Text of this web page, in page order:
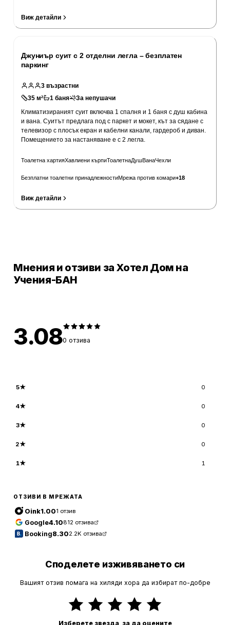
Виж детайли
Джуниър суит с 2 отделни легла – безплатен
паркинг
3 възрастни
35 м² 1 баня За непушачи
Климатизираният суит включва 1 спалня и 1 баня с душ кабина
и вана. Суитът предлага под с паркет и мокет, кът за сядане с
телевизор с плосък екран и кабелни канали, гардероб и диван.
Помещението за настаняване е с 2 легла.
Тоалетна хартияХавлиени кърпиТоалетнаДушВанаЧехли
Безплатни тоалетни принадлежностиМрежа против комари+18
Виж детайли
Мнения и отзиви за Хотел Дом на
Учения-БАН
3.080 отзива
5★ 0
4★ 0
3★ 0
2★ 0
1★ 1
ОТЗИВИ В МРЕЖАТА
Oink1.001 отзив
Google4.10812 отзива
Booking8.302.2K отзива
Споделете изживяването си
Вашият отзив помага на хиляди хора да избират по-добре
Изберете звезда, за да оцените